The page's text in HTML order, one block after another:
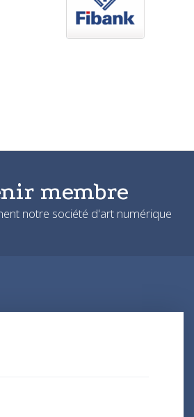
membre
notre société d'art numérique